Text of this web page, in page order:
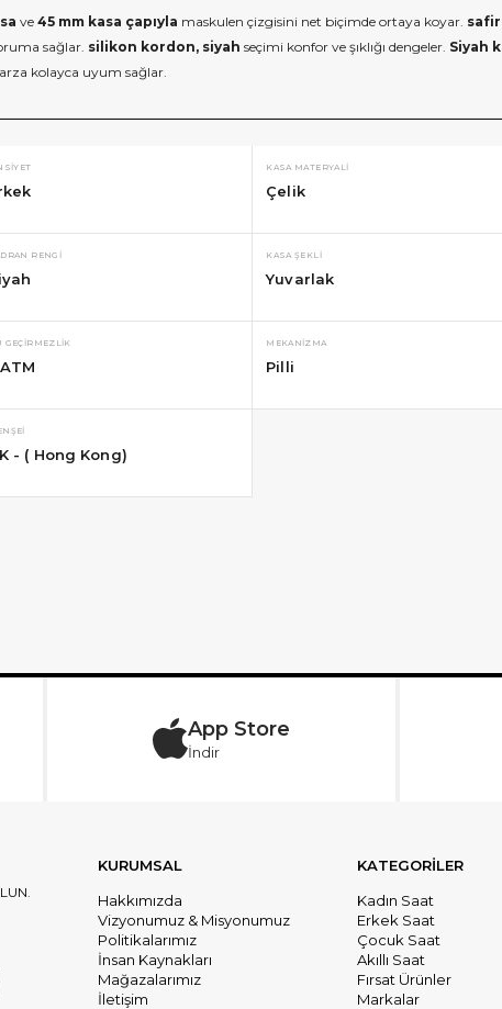
ve 45 mm kasa çapıyla maskulen çizgisini net biçimde ortaya koyar.
sağlar. silikon kordon, siyah seçimi konfor ve şıklığı dengeler. Siyah
kolayca uyum sağlar.
KASA MATERYALI
Çelik
RENGI KASA ŞEKLI
Yuvarlak
GEÇIRMEZLIK MEKANIZMA
Pilli
- ( Hong Kong)
App Store
İndir
KURUMSAL
Hakkımızda
Vizyonumuz & Misyonumuz
Politikalarımız
İnsan Kaynakları
Mağazalarımız
İletişim
KATEGORİLER
Kadın Saat
Erkek Saat
Çocuk Saat
Akıllı Saat
Fırsat Ürünler
Markalar